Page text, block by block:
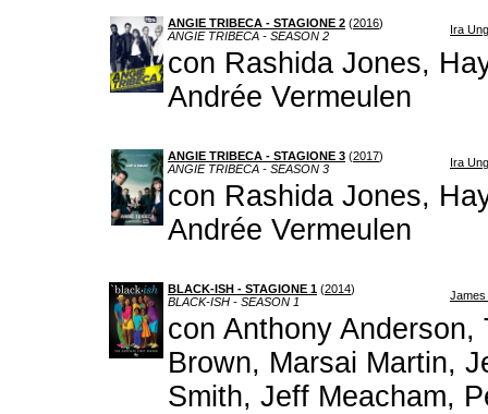
ANGIE TRIBECA - STAGIONE 2 (2016)
ANGIE TRIBECA - SEASON 2
Ira
con Rashida Jones,
Andrée Vermeulen
ANGIE TRIBECA - STAGIONE 3 (2017)
ANGIE TRIBECA - SEASON 3
Ira
con Rashida Jones,
Andrée Vermeulen
BLACK-ISH - STAGIONE 1 (2014)
BLACK-ISH - SEASON 1
James
con Anthony
Brown, Marsai Martin,
Smith, Jeff Meacham,